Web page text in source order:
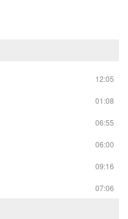
12:05
01:08
06:55
06:00
09:16
07:06